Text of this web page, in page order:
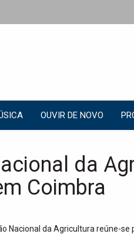
OUVIR DE NOVO
da
Coimbra